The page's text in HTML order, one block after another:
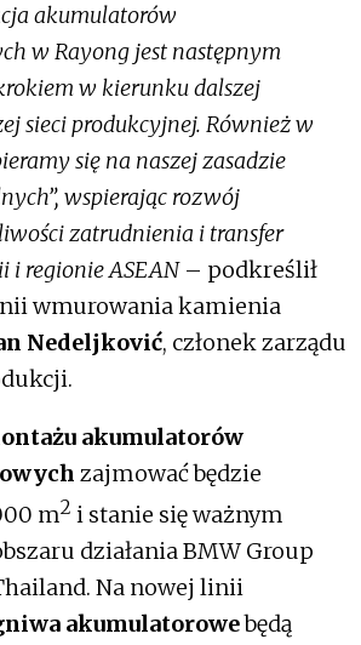
akumulatorów
w Rayong jest następnym
w kierunku dalszej
sieci produkcyjnej. Również w
się na naszej zasadzie
wspierając rozwój
zatrudnienia i transfer
i regionie ASEAN– podkreślił
wmurowania kamienia
Nedeljković, członek zarządu
akumulatorów
zajmować będzie
m2 i stanie się ważnym
działania BMW Group
Na nowej linii
akumulatorowebędą